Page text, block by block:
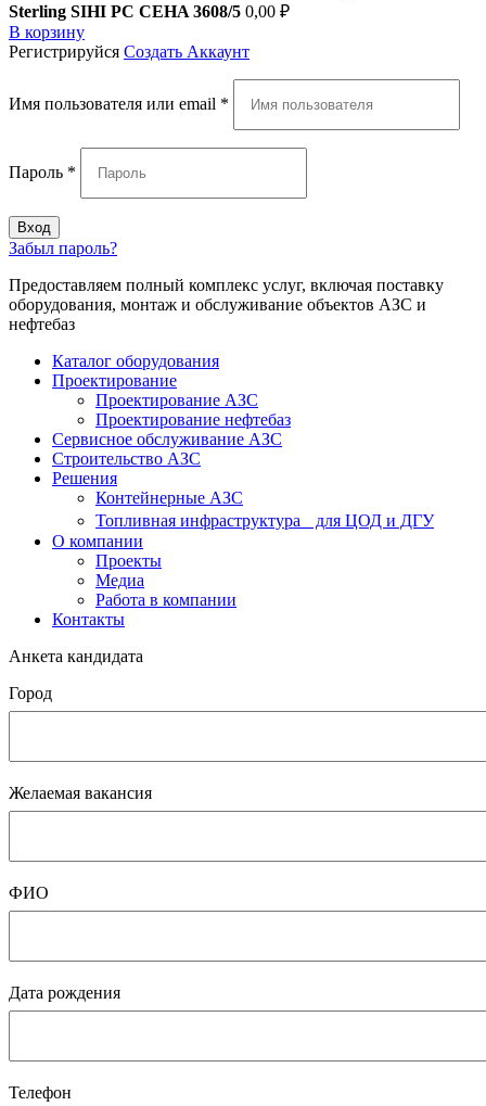
Sterling SIHI PC CEHA 3608/5 0,00 ₽
В корзину
Регистрируйся Создать Аккаунт
Имя пользователя или email *
Пароль *
Вход
Забыл пароль?
Предоставляем полный комплекс услуг, включая поставку
оборудования, монтаж и обслуживание объектов АЗС и
нефтебаз
Каталог оборудования
Проектирование
Проектирование АЗС
Проектирование нефтебаз
Cервисное обслуживание АЗС
Строительство АЗС
Решения
Контейнерные АЗС
Топливная инфраструктура для ЦОД и ДГУ
О компании
Проекты
Медиа
Работа в компании
Контакты
Анкета кандидата
Город
Желаемая вакансия
ФИО
Дата рождения
Телефон